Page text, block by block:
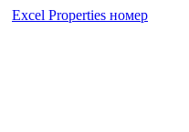
Excel Properties номер